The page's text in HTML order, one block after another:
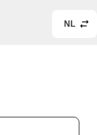
NL